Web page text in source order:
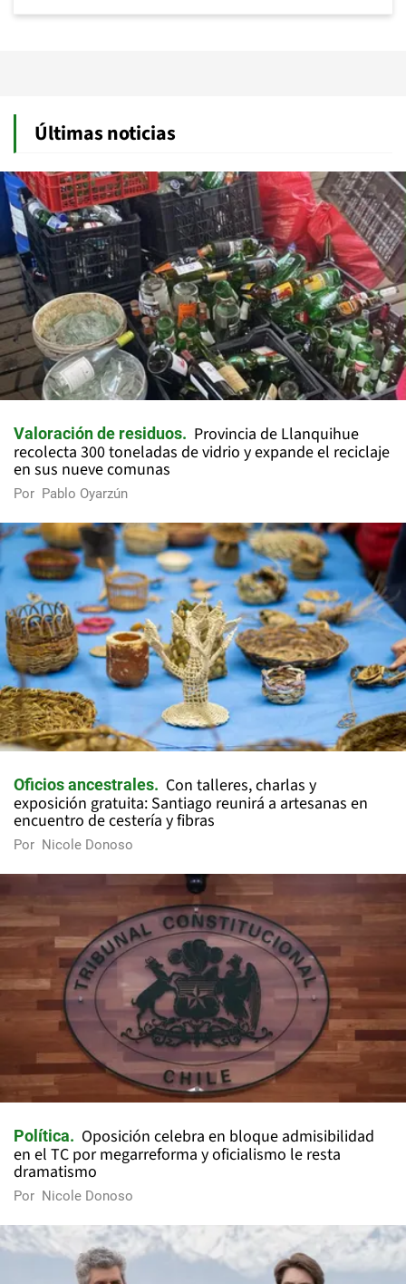
Últimas noticias
Valoración de residuos
Provincia de Llanquihue
recolecta 300 toneladas de vidrio y expande el reciclaje
en sus nueve comunas
Por Pablo Oyarzún
Oficios ancestrales
Con talleres, charlas y
exposición gratuita: Santiago reunirá a artesanas en
encuentro de cestería y fibras
Por Nicole Donoso
Política
Oposición celebra en bloque admisibilidad
en el TC por megarreforma y oficialismo le resta
dramatismo
Por Nicole Donoso